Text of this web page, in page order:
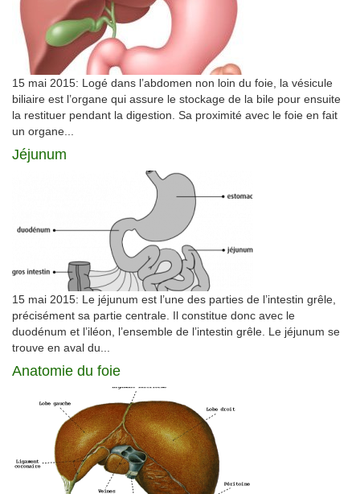
15 mai 2015: Logé dans l’abdomen non loin du foie, la vésicule
biliaire est l’organe qui assure le stockage de la bile pour ensuite
la restituer pendant la digestion. Sa proximité avec le foie en fait
un organe...
Jéjunum
15 mai 2015: Le jéjunum est l’une des parties de l’intestin grêle,
précisément sa partie centrale. Il constitue donc avec le
duodénum et l’iléon, l’ensemble de l’intestin grêle. Le jéjunum se
trouve en aval du...
Anatomie du foie